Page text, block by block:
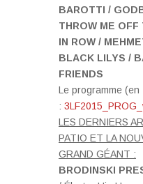
BAROTTI /
THROW ME
IN ROW /
BLACK LILYS /
FRIENDS
Le programme (en
:
LES DERNIERS
PATIO ET LA
GRAND GÉANT :
BRODINSKI